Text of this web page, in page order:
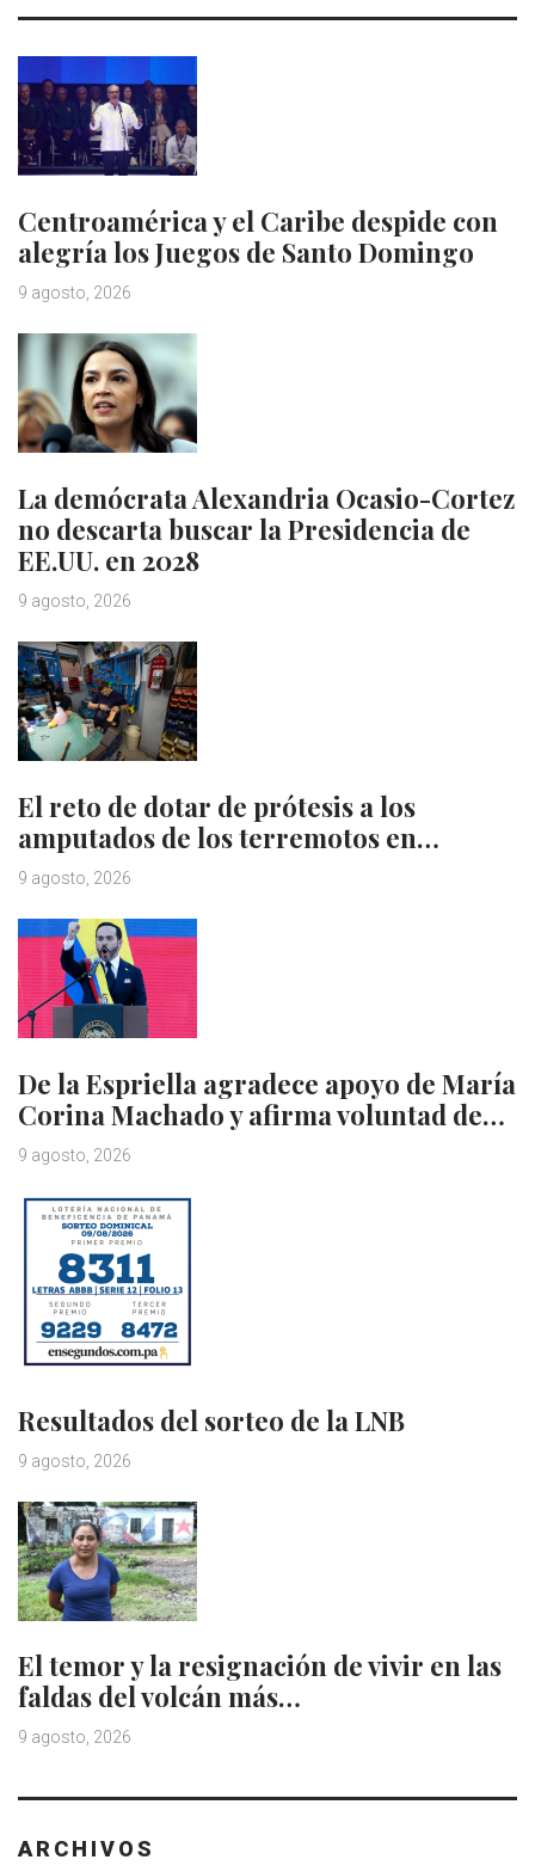
Centroamérica y el Caribe despide con
alegría los Juegos de Santo Domingo
9 agosto, 2026
La demócrata Alexandria Ocasio-Cortez
no descarta buscar la Presidencia de
EE.UU. en 2028
9 agosto, 2026
El reto de dotar de prótesis a los
amputados de los terremotos en…
9 agosto, 2026
De la Espriella agradece apoyo de María
Corina Machado y afirma voluntad de…
9 agosto, 2026
Resultados del sorteo de la LNB
9 agosto, 2026
El temor y la resignación de vivir en las
faldas del volcán más…
9 agosto, 2026
ARCHIVOS